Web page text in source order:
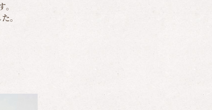
。